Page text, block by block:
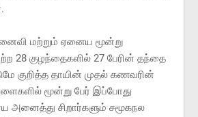
மற்றும் ஏனைய மூன்று
28 குழந்தைகளில் 27 பேரின் தந்தை
குறித்த தாயின் முதல் கணவரின்
மூன்று பேர் இப்போது
அனைத்து சிறார்களும் சமூகநல